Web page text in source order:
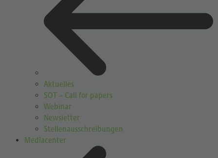
Aktuelles
SOT – Call for papers
Webinar
Newsletter
Stellenausschreibungen
Mediacenter